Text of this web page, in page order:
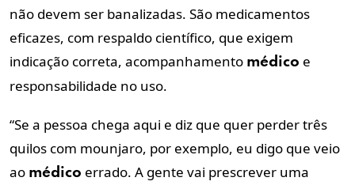
não devem ser banalizadas. São medicamentos
eficazes, com respaldo científico, que exigem
indicação correta, acompanhamento médico e
responsabilidade no uso.
“Se a pessoa chega aqui e diz que quer perder três
quilos com mounjaro, por exemplo, eu digo que veio
ao médico errado. A gente vai prescrever uma